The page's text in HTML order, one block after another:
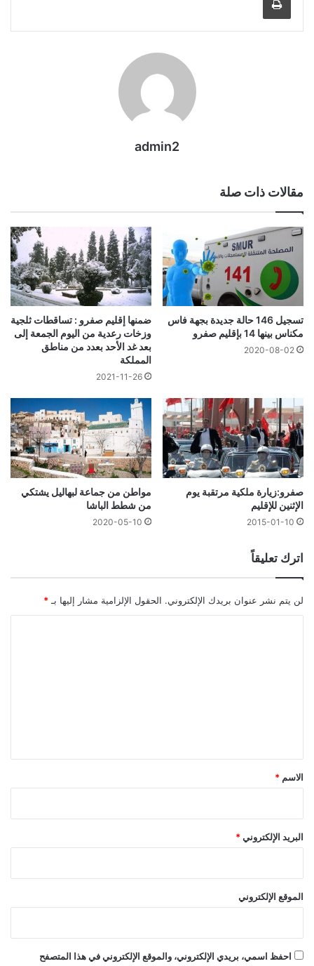
admin2
مقالات ذات صلة
تسجيل 146 حالة جديدة بجهة فاس
مكناس بينها 14 بإقليم صفرو
2020-08-02
ضمنها إقليم صفرو : تساقطات ثلجية
وزخات رعدية من اليوم الجمعة إلى
بعد غد الأحد بعدد من مناطق
المملكة
2021-11-26
صفرو:زيارة ملكية مرتقبة يوم
الإثنين للإقليم
2015-01-10
مواطن من جماعة لبهاليل يشتكي
من شطط الباشا
2020-05-10
اترك تعليقاً
لن يتم نشر عنوان بريدك الإلكتروني. الحقول الإلزامية مشار إليها بـ *
*
الاسم *
البريد الإلكتروني *
الموقع الإلكتروني
احفظ اسمي، بريدي الإلكتروني، والموقع الإلكتروني في هذا المتصفح